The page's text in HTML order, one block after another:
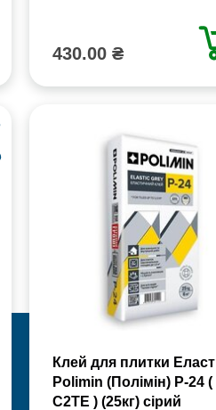
430.00 ₴
Клей для плитки Еласт
Polimin (Полімін) Р-24 (
С2ТЕ ) (25кг) сірий